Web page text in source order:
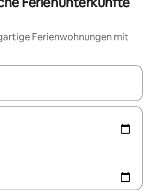
Ferienwohnungen mit
sind, navigiere mit den